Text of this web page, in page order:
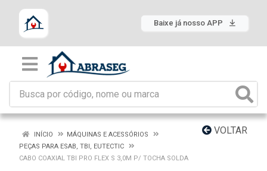
Baixe já nosso APP
VOLTAR
INÍCIO
MÁQUINAS E ACESSÓRIOS
PEÇAS PARA ESAB, TBI, EUTECTIC
CABO COAXIAL TBI PRO FLEX S 3,0M P/ TOCHA SOLDA